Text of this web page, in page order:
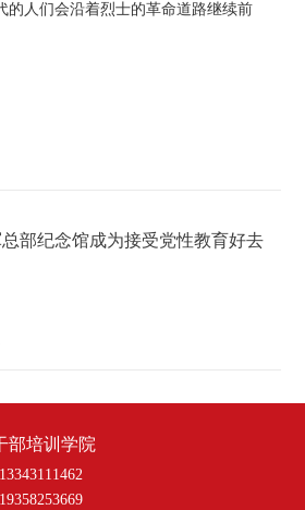
的人们会沿着烈士的革命道路继续前
部纪念馆成为接受党性教育好去
部培训学院